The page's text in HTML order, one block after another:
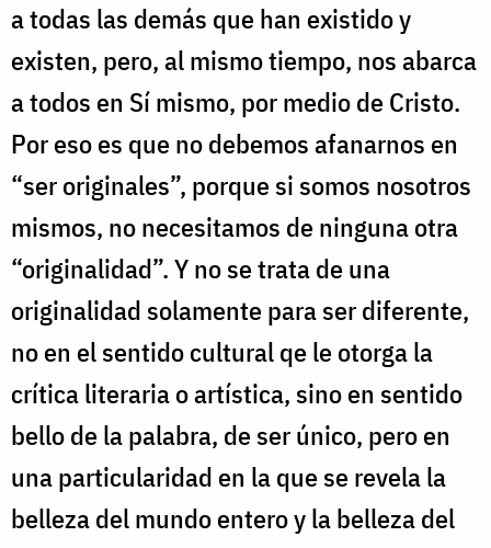
a todas las demás que han existido y
existen, pero, al mismo tiempo, nos abarca
a todos en Sí mismo, por medio de Cristo.
Por eso es que no debemos afanarnos en
“ser originales”, porque si somos nosotros
mismos, no necesitamos de ninguna otra
“originalidad”. Y no se trata de una
originalidad solamente para ser diferente,
no en el sentido cultural qe le otorga la
crítica literaria o artística, sino en sentido
bello de la palabra, de ser único, pero en
una particularidad en la que se revela la
belleza del mundo entero y la belleza del